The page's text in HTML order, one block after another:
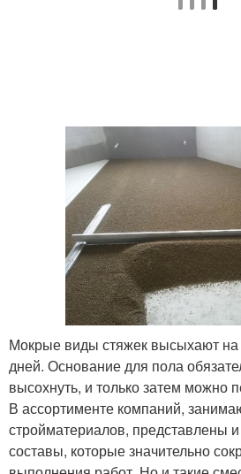
Мокрые виды стяжек высыхают на
дней. Основание для пола
высохнуть, и только затем можно
В ассортименте компаний,
стройматериалов, представлены
составы, которые значительно